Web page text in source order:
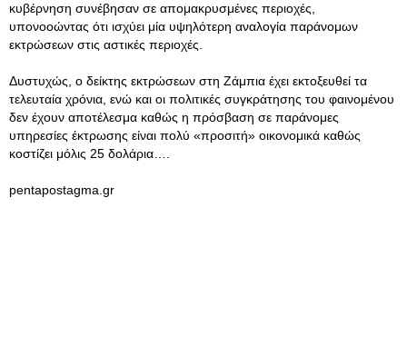
κυβέρνηση συνέβησαν σε απομακρυσμένες περιοχές,
υπονοοώντας ότι ισχύει μία υψηλότερη αναλογία παράνομων
εκτρώσεων στις αστικές περιοχές.
Δυστυχώς, ο δείκτης εκτρώσεων στη Ζάμπια έχει εκτοξευθεί τα
τελευταία χρόνια, ενώ και οι πολιτικές συγκράτησης του φαινομένου
δεν έχουν αποτέλεσμα καθώς η πρόσβαση σε παράνομες
υπηρεσίες έκτρωσης είναι πολύ «προσιτή» οικονομικά καθώς
κοστίζει μόλις 25 δολάρια….
pentapostagma.gr